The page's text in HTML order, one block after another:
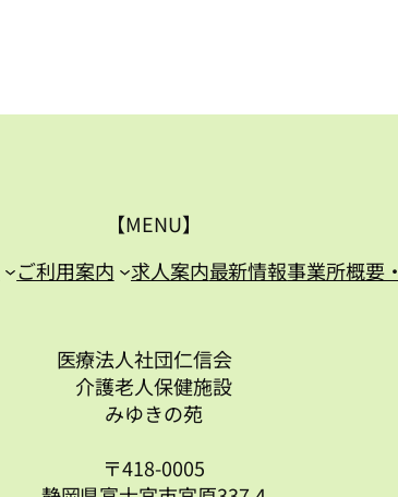
【MENU】
ご利用案内 求人案内最新情報事業所概要
医療法人社団仁信会
介護老人保健施設
みゆきの苑
〒418-0005